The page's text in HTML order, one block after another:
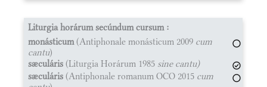
Liturgia horárum secúndum cursum :
monásticum(Antiphonale monásticum 2009 cum
cantu)
sæculáris (Liturgia Horárum 1985 sine cantu)
sæculáris (Antiphonale romanum OCO 2015 cum